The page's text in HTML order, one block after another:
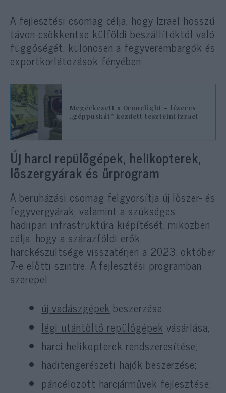
A fejlesztési csomag célja, hogy Izrael hosszú
távon csökkentse külföldi beszállítóktól való
függőségét, különösen a fegyverembargók és
exportkorlátozások fényében.
Megérkezett a Dronelight – lézeres
„géppuskát” kezdett tesztelni Izrael
Új harci repülőgépek, helikopterek,
lőszergyárak és űrprogram
A beruházási csomag felgyorsítja új lőszer- és
fegyvergyárak, valamint a szükséges
hadiipari infrastruktúra kiépítését, miközben
célja, hogy a szárazföldi erők
harckészültsége visszatérjen a 2023. október
7-e előtti szintre. A fejlesztési programban
szerepel:
új vadászgépek beszerzése;
légi utántöltő repülőgépek vásárlása;
harci helikopterek rendszeresítése;
haditengerészeti hajók beszerzése;
páncélozott harcjárművek fejlesztése;